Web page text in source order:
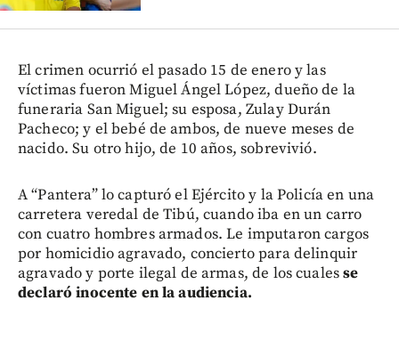
El crimen ocurrió el pasado 15 de enero y las
víctimas fueron Miguel Ángel López, dueño de la
funeraria San Miguel; su esposa, Zulay Durán
Pacheco; y el bebé de ambos, de nueve meses de
nacido. Su otro hijo, de 10 años, sobrevivió.
A “Pantera” lo capturó el Ejército y la Policía en una
carretera veredal de Tibú, cuando iba en un carro
con cuatro hombres armados. Le imputaron cargos
por homicidio agravado, concierto para delinquir
agravado y porte ilegal de armas, de los cualesse
declaró inocente en la audiencia.